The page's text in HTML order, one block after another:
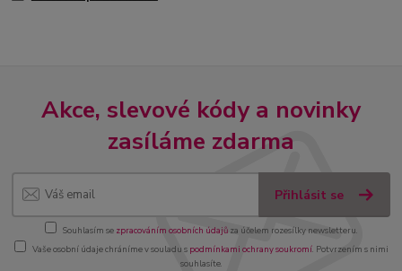
Akce, slevové kódy a novinky
zasíláme zdarma
Přihlásit se
Souhlasím se zpracováním osobních údajůza účelem rozesílky newsletteru.
Vaše osobní údaje chráníme v souladu s podmínkami ochrany soukromí. Potvrzením s nimi
souhlasíte.